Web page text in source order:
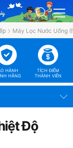
Máy Lọc Nước Uống
HÀNH
HÃNG
TÍCH ĐIỂM
THÀNH VIÊN
Độ